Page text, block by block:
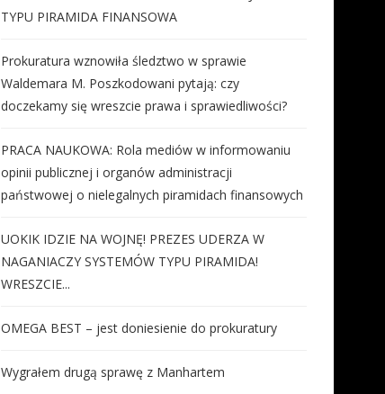
TYPU PIRAMIDA FINANSOWA
Prokuratura wznowiła śledztwo w sprawie
Waldemara M. Poszkodowani pytają: czy
doczekamy się wreszcie prawa i sprawiedliwości?
PRACA NAUKOWA: Rola mediów w informowaniu
opinii publicznej i organów administracji
państwowej o nielegalnych piramidach finansowych
UOKIK IDZIE NA WOJNĘ! PREZES UDERZA W
NAGANIACZY SYSTEMÓW TYPU PIRAMIDA!
WRESZCIE...
OMEGA BEST – jest doniesienie do prokuratury
Wygrałem drugą sprawę z Manhartem